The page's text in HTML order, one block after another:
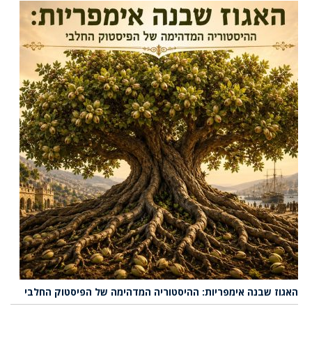
האגוז שבנה אימפריות: ההיסטוריה המדהימה של הפיסטוק החלבי